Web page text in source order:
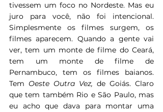
tivessem um foco no Nordeste. Mas eu
juro para você, não foi intencional.
Simplesmente os filmes surgem, os
filmes aparecem. Quando a gente vai
ver, tem um monte de filme do Ceará,
tem um monte de filme de
Pernambuco, tem os filmes baianos.
Tem Oeste Outra Vez, de Goiás. Claro
que tem também Rio e São Paulo, mas
eu acho que dava para montar uma